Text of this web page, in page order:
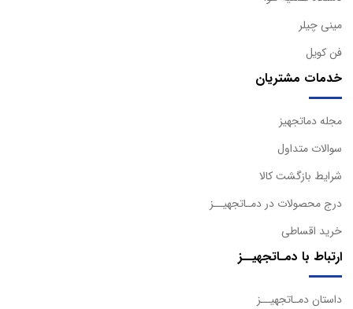
مینی چیلر
فن کویل
خدمات مشتریان
مجله دماتجهیز
سوالات متداول
شرایط بازگشت کالا
درج محصولات در دمـاتجهیــز
خرید اقساطی
ارتباط با دمـاتجهیــز
داستان دمـاتجهیــز